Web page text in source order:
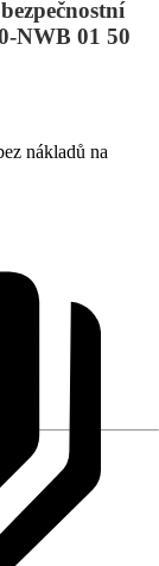
NWB 01 50
nákladů na